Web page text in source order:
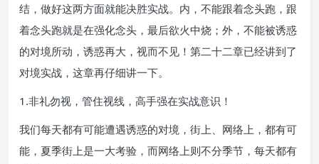
结，做好这两方面就能决胜实战。内，不能跟着念头跑，跟
着念头跑就是在强化念头，最后欲火中烧；外，不能被诱惑
的对境所动，诱惑再大，视而不见！第二十二章已经讲到了
对境实战，这章再仔细讲一下。
1.非礼勿视，管住视线，高手强在实战意识！
我们每天都有可能遭遇诱惑的对境，街上、网络上，都有可
能，夏季街上是一大考验，而网络上则不分季节，每天都有